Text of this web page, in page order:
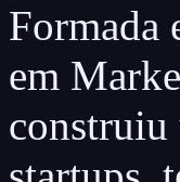
Formada
em
construiu